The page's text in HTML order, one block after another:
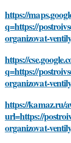
https://
q=https://
organizovat-
https://
q=https://
organizovat-
https://kamaz.ru/
url=https://
organizovat-